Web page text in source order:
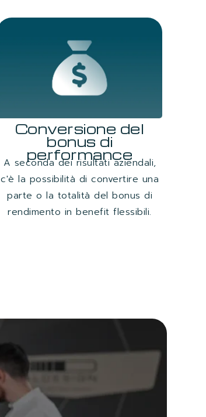
Conversione del
bonus di
performance
A seconda dei risultati aziendali,
c'è la possibilità di convertire una
parte o la totalità del bonus di
rendimento in benefit flessibili.